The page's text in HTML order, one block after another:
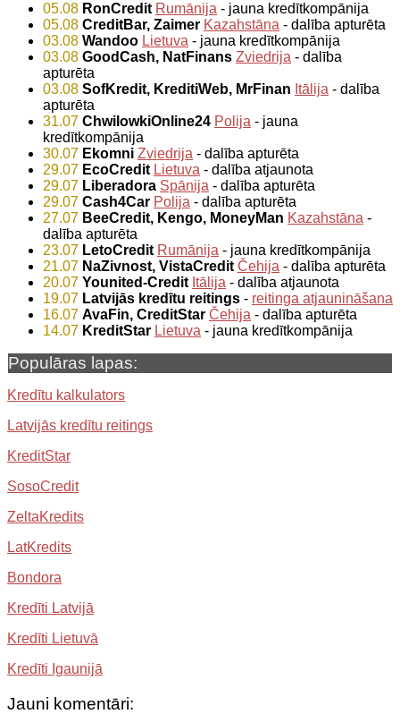
05.08 RonCredit Rumānija - jauna kredītkompānija
05.08 CreditBar, Zaimer Kazahstāna - dalība apturēta
03.08 Wandoo Lietuva - jauna kredītkompānija
03.08 GoodCash, NatFinans Zviedrija - dalība
apturēta
03.08 SofKredit, KreditiWeb, MrFinan Itālija - dalība
apturēta
31.07 ChwilowkiOnline24 Polija - jauna
kredītkompānija
30.07 Ekomni Zviedrija - dalība apturēta
29.07 EcoCredit Lietuva - dalība atjaunota
29.07 Liberadora Spānija - dalība apturēta
29.07 Cash4Car Polija - dalība apturēta
27.07 BeeCredit, Kengo, MoneyMan Kazahstāna -
dalība apturēta
23.07 LetoCredit Rumānija - jauna kredītkompānija
21.07 NaZivnost, VistaCredit Čehija - dalība apturēta
20.07 Younited-Credit Itālija - dalība atjaunota
19.07 Latvijās kredītu reitings - reitinga atjaunināšana
16.07 AvaFin, CreditStar Čehija - dalība apturēta
14.07 KreditStar Lietuva - jauna kredītkompānija
Populāras lapas:
Kredītu kalkulators
Latvijās kredītu reitings
KreditStar
SosoCredit
ZeltaKredits
LatKredits
Bondora
Kredīti Latvijā
Kredīti Lietuvā
Kredīti Igaunijā
Jauni komentāri: